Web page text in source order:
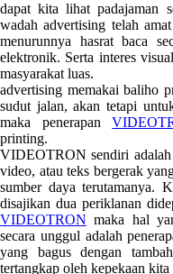
dapat kita lihat padajaman
wadah advertising telah
menurunnya hasrat baca
elektronik. Serta interes
masyarakat luas.
advertising memakai baliho
sudut jalan, akan tetapi
maka penerapan
printing.
VIDEOTRON sendiri
video, atau teks bergerak
sumber daya terutamanya.
disajikan dua periklanan
VIDEOTRON maka hal
secara unggul adalah
yang bagus dengan
tertangkap oleh kepekaan